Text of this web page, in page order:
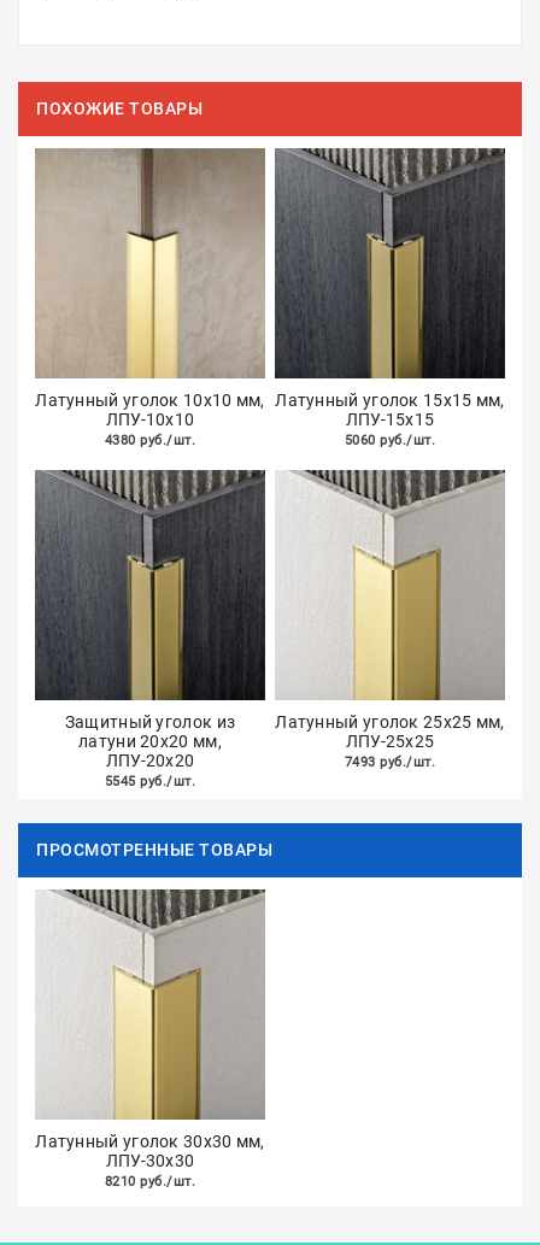
ПОХОЖИЕ ТОВАРЫ
Латунный уголок 10х10 мм,
ЛПУ-10х10
4380 руб./шт.
Латунный уголок 15х15 мм,
ЛПУ-15х15
5060 руб./шт.
Защитный уголок из
латуни 20х20 мм,
ЛПУ-20х20
5545 руб./шт.
Латунный уголок 25х25 мм,
ЛПУ-25х25
7493 руб./шт.
ПРОСМОТРЕННЫЕ ТОВАРЫ
Латунный уголок 30х30 мм,
ЛПУ-30х30
8210 руб./шт.